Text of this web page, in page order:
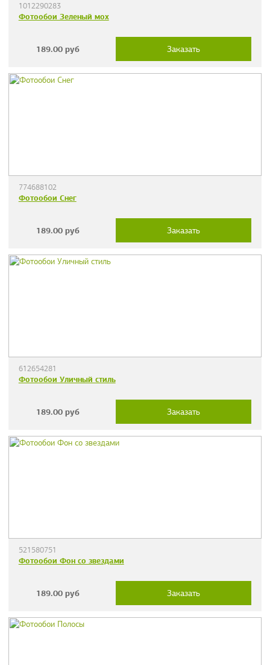
1012290283
Фотообои Зеленый мох
189.00 руб Заказать
774688102
Фотообои Снег
189.00 руб Заказать
612654281
Фотообои Уличный стиль
189.00 руб Заказать
521580751
Фотообои Фон со звездами
189.00 руб Заказать